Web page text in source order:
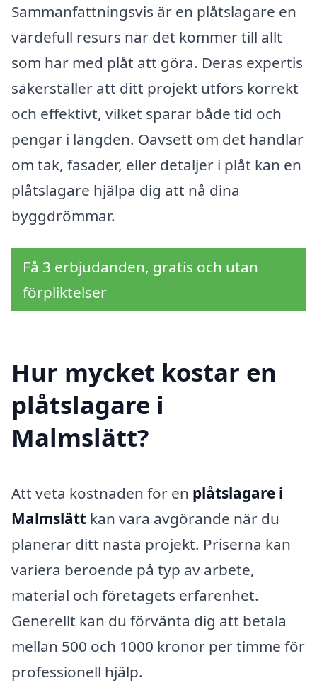
Sammanfattningsvis är en plåtslagare en
värdefull resurs när det kommer till allt
som har med plåt att göra. Deras expertis
säkerställer att ditt projekt utförs korrekt
och effektivt, vilket sparar både tid och
pengar i längden. Oavsett om det handlar
om tak, fasader, eller detaljer i plåt kan en
plåtslagare hjälpa dig att nå dina
byggdrömmar.
Få 3 erbjudanden, gratis och utan
förpliktelser
Hur mycket kostar en
plåtslagare i
Malmslätt?
Att veta kostnaden för en plåtslagare i
Malmslätt kan vara avgörande när du
planerar ditt nästa projekt. Priserna kan
variera beroende på typ av arbete,
material och företagets erfarenhet.
Generellt kan du förvänta dig att betala
mellan 500 och 1000 kronor per timme för
professionell hjälp.